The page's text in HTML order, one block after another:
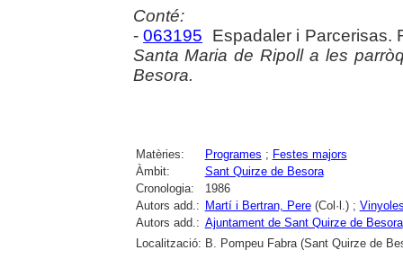
Conté:
-063195 Espadaler i Parcerisas.
Santa Maria de Ripoll a les
Besora.
Matèries: Programes ; Festes majors
Àmbit:
Sant Quirze de Besora
Cronologia:
1986
Autors add.: Martí i Bertran, Pere(Col·l.) ;
Autors add.: Ajuntament de Sant Quirze de Besora
Localització: B. Pompeu Fabra (Sant Quirze de